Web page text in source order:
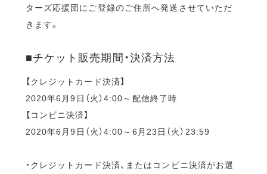
ターズ応援団にご登録のご住所へ発送させていただ
きます。
■チケット販売期間・決済方法
【クレジットカード決済】
2020年6月9日（火）4:00～配信終了時
【コンビニ決済】
2020年6月9日（火）4:00～6月23日（火）23:59
・クレジットカード決済、またはコンビニ決済がお選